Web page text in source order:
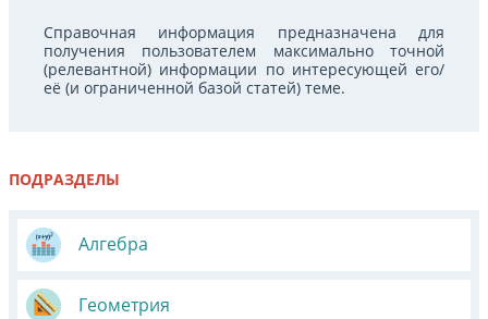
Справочная информация предназначена для
получения пользователем максимально точной
(релевантной) информации по интересующей его/
её (и ограниченной базой статей) теме.
ПОДРАЗДЕЛЫ
Алгебра
Геометрия